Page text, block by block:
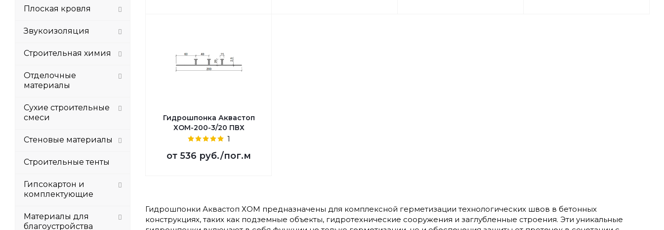
Гидрошпонка Аквастоп
ХОМ-200-3/20 ПВХ
1
от 536 руб./пог.м
Гидрошпонки Аквастоп ХОМ предназначены для комплексной герметизации технологических швов в бетонных
конструкциях, таких как подземные объекты, гидротехнические сооружения и заглубленные строения. Эти уникальные
Плоская кровля
Звукоизоляция
Строительная химия
Отделочные
материалы
Сухие строительные
смеси
Стеновые материалы
Строительные тенты
Гипсокартон и
комплектующие
Материалы для
благоустройства